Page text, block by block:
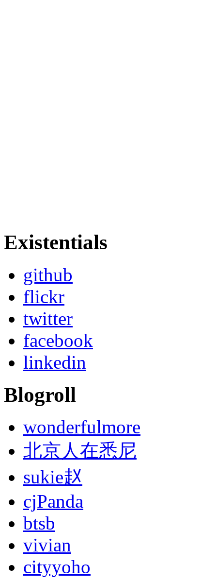
Existentials
github
flickr
twitter
facebook
linkedin
Blogroll
wonderfulmore
北京人在悉尼
sukie赵
cjPanda
btsb
vivian
cityyoho